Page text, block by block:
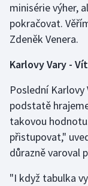
minisérie výher,
pokračovat.
Zdeněk Venera.
Karlovy Vary -
Poslední
podstatě
takovou
přistupovat,"
důrazně varoval
"I když tabulka